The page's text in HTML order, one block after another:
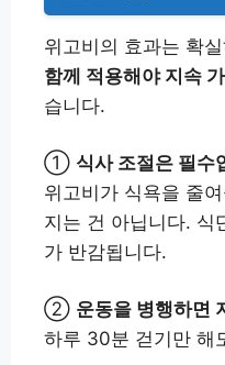
위고비의 효과는 확
함께 적용해야 지속
습니다.
① 식사 조절은 필수
위고비가 식욕을 줄
지는 건 아닙니다. 식
가 반감됩니다.
② 운동을 병행하면
하루 30분 걷기만 해